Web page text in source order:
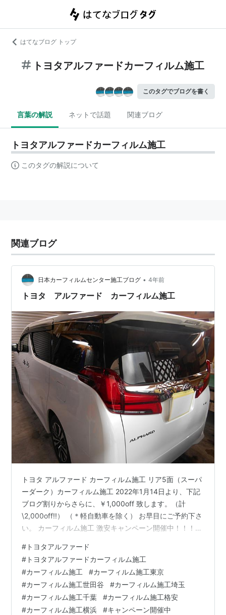
はてなブログ トップ
トヨタアルファードカーフィルム施工
このタグでブログを書く
言葉の解説 ネットで話題 関連ブログ
トヨタアルファードカーフィルム施工
このタグの解説について
関連ブログ
日本カーフィルムセンター施工ブログ • 4年前
トヨタ アルファード カーフィルム施工
トヨタ アルファード カーフィルム施工 リア5面（スーパ
ーダーク）カーフィルム施工 2022年1月14日より、下記
ブログ割りからさらに、￥1,000off 致します。（計
\2,000off!!） （＊軽自動車を除く） お早目にご予約下さ
い。 カーフィルム施工 激安キャンペーン開催中！！！！
ご予約時「ブログ割り」とお伝え下さい。 当店は全て税
込み価格です!! ブログ割（本日～2月末） カーフィルム施
工 *締め切り日以降のご予約含む *バリューパック・コー
ティング除く 既存キャンペーンから更に割引！！！ 全て
のパック施工より￥1,000-…
# トヨタアルファード
# トヨタアルファードカーフィルム施工
#カーフィルム施工 #カーフィルム施工東京
#カーフィルム施工世田谷 #カーフィルム施工埼玉
#カーフィルム施工千葉 #カーフィルム施工格安
#カーフィルム施工横浜 #キャンペーン開催中